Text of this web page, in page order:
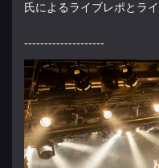
氏によるライブレポとラ
--------------------